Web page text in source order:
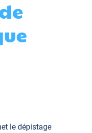
le dépistage